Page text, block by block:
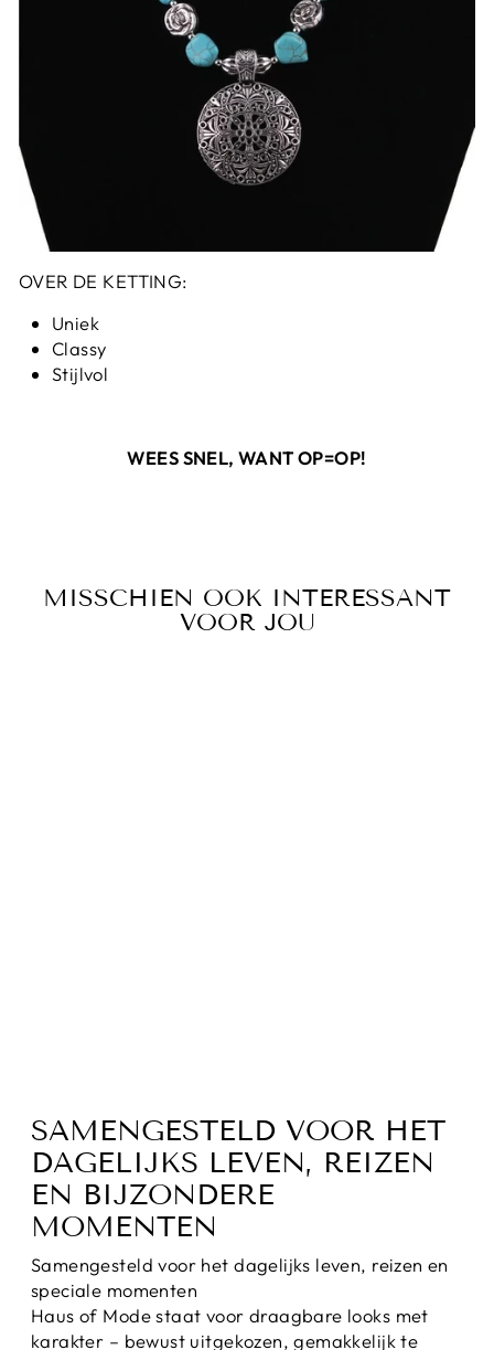
OVER DE KETTING:
Uniek
Classy
Stijlvol
WEES SNEL, WANT OP=OP!
MISSCHIEN OOK INTERESSANT
VOOR JOU
SAMENGESTELD VOOR HET
DAGELIJKS LEVEN, REIZEN
EN BIJZONDERE
MOMENTEN
Samengesteld voor het dagelijks leven, reizen en
speciale momenten
Haus of Mode staat voor draagbare looks met
karakter – bewust uitgekozen, gemakkelijk te